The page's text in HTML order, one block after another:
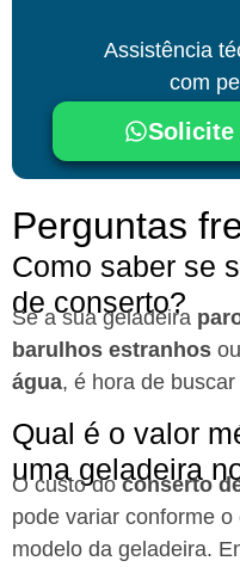
Assistência
com
Solicite
Perguntas
Como saber se
de conserto?
Se a sua geladeira
barulhos estranhos
água, é hora de
Qual é o valor
uma geladeira
O custo doconserto
pode variar conforme
modelo da geladeira.